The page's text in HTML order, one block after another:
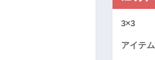
3×3
アイテ